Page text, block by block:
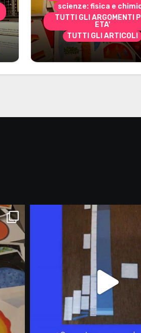
scienze: fisica e
TUTTI GLI ARGOMENTI
ETA'
TUTTI GLI ARTICOLI
Marzo 2026:
materiali stampabili
gli abbonati